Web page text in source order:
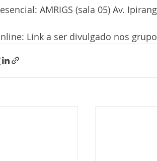
AMRIGS (sala 05) Av.
Link a ser divulgado nos